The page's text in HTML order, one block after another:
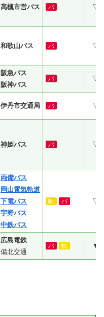
高槻市営バス バ ▽
和歌山バス バ ▽
阪急バス
阪神バス
バ ▽
伊丹市交通局 バ ▽
神姫バス バ ▽
両備バス
岡山電気軌道
下電バス
宇野バス
中鉄バス
軌 バ ▽
広島電鉄
備北交通
バ 軌 ▼